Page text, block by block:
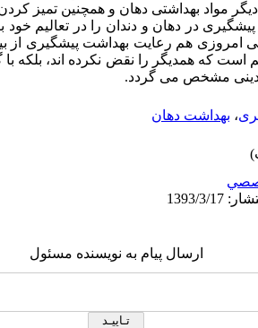
بهداشتی دهان و همچنین تمیز کردن
در دهان و دندان را در تعالیم
امروزی هم رعایت بهداشت پیشگیری از
است که همدیگر را نقض نکرده اند، بلکه
دینی مشخص می گردد.
، بهداشت دهان
ارسال پیام به نویسنده مسئول